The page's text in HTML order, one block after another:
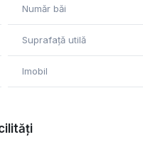
Număr băi
Suprafață utilă
Imobil